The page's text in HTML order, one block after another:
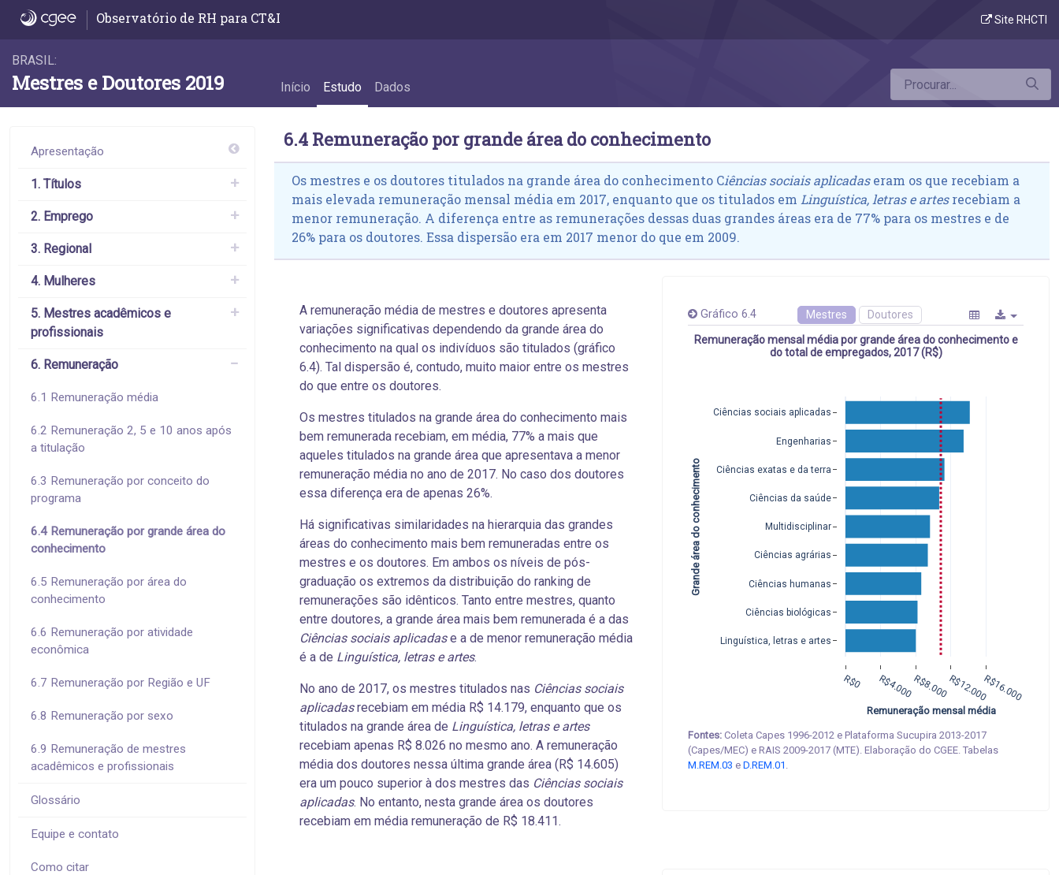
6.4 Remuneração por grande área do conhecimento - 6.4 Remuneração por grande área do conhecimento
Observatório de RH para CT&I Site RHCTI
BRASIL:
Mestres e Doutores 2019 Início Estudo Dados
Apresentação
1. Títulos
2. Emprego
3. Regional
4. Mulheres
5. Mestres acadêmicos e
profissionais
6. Remuneração
6.1 Remuneração média
6.2 Remuneração 2, 5 e 10 anos após
a titulação
6.3 Remuneração por conceito do
programa
6.4 Remuneração por grande área do
conhecimento
6.5 Remuneração por área do
conhecimento
6.6 Remuneração por atividade
econômica
6.7 Remuneração por Região e UF
6.8 Remuneração por sexo
6.9 Remuneração de mestres
acadêmicos e profissionais
Glossário
Equipe e contato
Como citar
6.4 Remuneração por grande área do conhecimento
Os mestres e os doutores titulados na grande área do conhecimento Ciências sociais aplicadaseram os que recebiam a
mais elevada remuneração mensal média em 2017, enquanto que os titulados em Linguística, letras e artesrecebiam a
menor remuneração. A diferença entre as remunerações dessas duas grandes áreas era de 77% para os mestres e de
26% para os doutores. Essa dispersão era em 2017 menor do que em 2009.
A remuneração média de mestres e doutores apresenta
variações significativas dependendo da grande área do
conhecimento na qual os indivíduos são titulados (gráfico
6.4). Tal dispersão é, contudo, muito maior entre os mestres
do que entre os doutores.
Os mestres titulados na grande área do conhecimento mais
bem remunerada recebiam, em média, 77% a mais que
aqueles titulados na grande área que apresentava a menor
remuneração média no ano de 2017. No caso dos doutores
essa diferença era de apenas 26%.
Há significativas similaridades na hierarquia das grandes
áreas do conhecimento mais bem remuneradas entre os
mestres e os doutores. Em ambos os níveis de pós-
graduação os extremos da distribuição do ranking de
remunerações são idênticos. Tanto entre mestres, quanto
entre doutores, a grande área mais bem remunerada é a das
Ciências sociais aplicadase a de menor remuneração média
é a de Linguística, letras e artes.
No ano de 2017, os mestres titulados nas Ciências sociais
aplicadasrecebiam em média R$ 14.179, enquanto que os
titulados na grande área de Linguística, letras e artes
recebiam apenas R$ 8.026 no mesmo ano. A remuneração
média dos doutores nessa última grande área (R$ 14.605)
era um pouco superior à dos mestres das Ciências sociais
aplicadas. No entanto, nesta grande área os doutores
recebiam em média remuneração de R$ 18.411.
Gráfico 6.4 Mestres Doutores
Remuneração mensal média por grande área do conhecimento e
do total de empregados, 2017 (R$)
R$0 R$4.000R$8.000R$12.000R$16.000
Linguística, letras e artes
Ciências biológicas
Ciências humanas
Ciências agrárias
Multidisciplinar
Ciências da saúde
Ciências exatas e da terra
Engenharias
Ciências sociais aplicadas
Remuneração mensal média
Grande área do conhecimento
Fontes: Coleta Capes 1996-2012 e Plataforma Sucupira 2013-2017
(Capes/MEC) e RAIS 2009-2017 (MTE). Elaboração do CGEE. Tabelas
M.REM.03 e D.REM.01 .